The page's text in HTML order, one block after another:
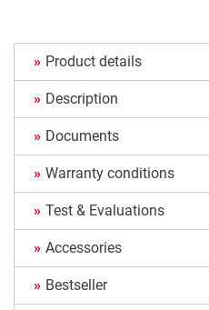
Product details
Description
Documents
Warranty conditions
Test & Evaluations
Accessories
Bestseller